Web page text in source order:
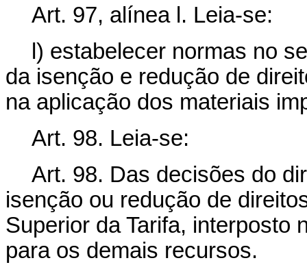
Art. 97, alínea l. Leia-se:
l) estabelecer normas no
da isenção e redução de
na aplicação dos materiais
Art. 98. Leia-se:
Art. 98. Das decisões do
isenção ou redução de
Superior da Tarifa, interposto
para os demais recursos.